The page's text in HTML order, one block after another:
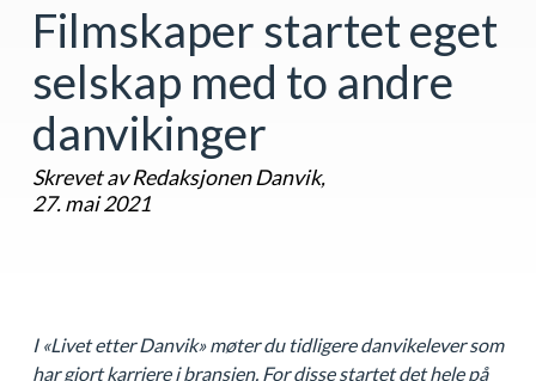
Filmskaper startet eget
selskap med to andre
danvikinger
Skrevet av Redaksjonen Danvik,
27. mai 2021
I «Livet etter Danvik» møter du tidligere danvikelever som
har gjort karriere i bransjen. For disse startet det hele på